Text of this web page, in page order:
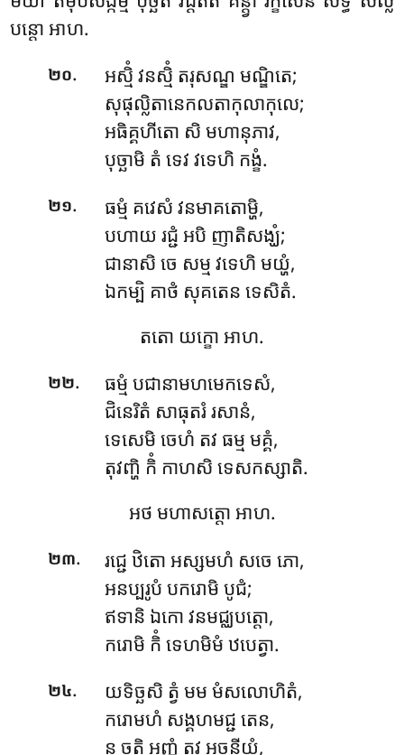
បន្តោ អាហ.
២០.
អស្មិំ វនស្មិំ តរុសណ្ឌ មណ្ឌិតេ;
សុផុល្លិតានេកលតាកុលាកុលេ;
អធិគ្គហីតោ សិ មហានុភាវ,
បុច្ឆាមិ តំ ទេវ វទេហិ កង្ខំ.
២១.
ធម្មំ គវេសំ វនមាគតោម្ហិ,
បហាយ រជ្ជំ អបិ ញាតិសង្ឃំ;
ជានាសិ ចេ សម្ម វទេហិ មយ្ហំ,
ឯកម្បិ គាថំ សុគតេន ទេសិតំ.
តតោ យក្ខោ អាហ.
២២.
ធម្មំ បជានាមហមេកទេសំ,
ជិនេរិតំ សាធុតរំ រសានំ,
ទេសេមិ ចេហំ តវ ធម្ម មគ្គំ,
តុវញ្ហិ កិំ កាហសិ ទេសកស្សាតិ.
អថ មហាសត្តោ អាហ.
២៣.
រជ្ជេ ឋិតោ អស្សមហំ សចេ ភោ,
អនប្បរូបំ បករោមិ បូជំ;
ឥទានិ ឯកោ វនមជ្ឈបត្តោ,
ករោមិ កិំ ទេហមិមំ ឋបេត្វា.
២៤.
យទិច្ឆសិ ត្វំ មម មំសលោហិតំ,
ករោមហំ សង្គហមជ្ជ តេន,
ន ចត្ថិ អញ្ញំ តវ អច្ចនីយំ,